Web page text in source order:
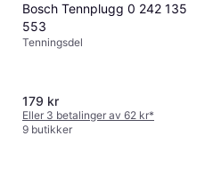
Bosch Tennplugg 0 242 135
553
Tenningsdel
179 kr
Eller 3 betalinger av 62 kr*
9 butikker